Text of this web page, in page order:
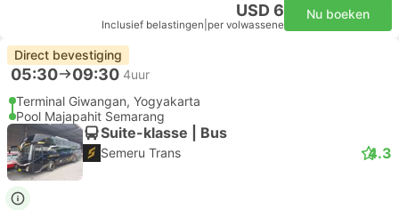
USD 6
Inclusief belastingen per volwassene
Nu boeken
Direct bevestiging
05:30 09:30 4uur
Terminal Giwangan, Yogyakarta
Pool Majapahit Semarang
Suite-klasse | Bus
Semeru Trans 4.3